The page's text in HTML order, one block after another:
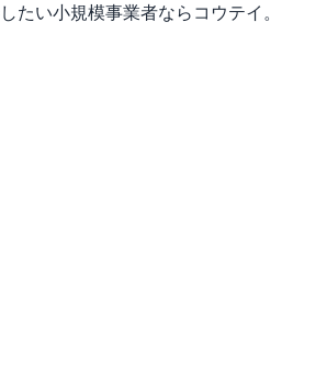
たい小規模事業者ならコウテイ。